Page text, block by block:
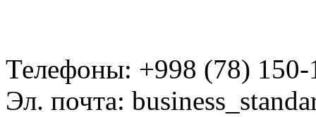
Телефоны: +998 (78) 150-
Эл. почта: